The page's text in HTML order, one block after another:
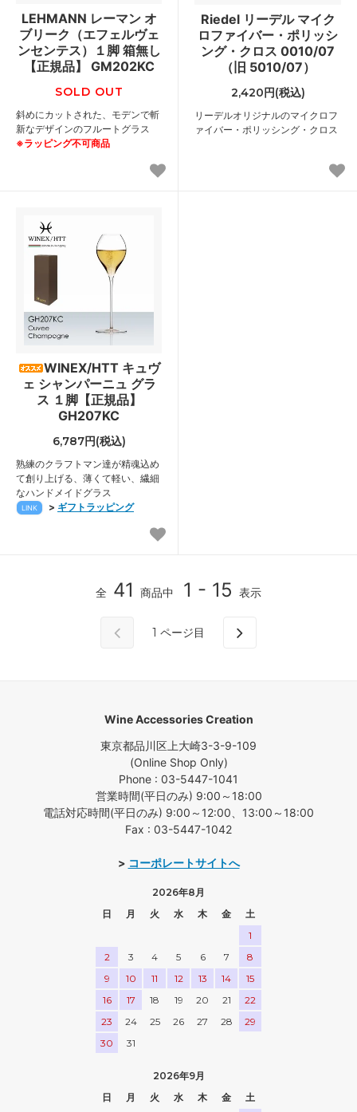
LEHMANN レーマン オ
ブリーク（エフェルヴェ
ンセンテス）１脚 箱無し
【正規品】 GM202KC
SOLD OUT
斜めにカットされた、モデンで斬
新なデザインのフルートグラス
※ラッピング不可商品
Riedel リーデル マイク
ロファイバー・ポリッシ
ング・クロス 0010/07
（旧 5010/07）
2,420円(税込)
リーデルオリジナルのマイクロフ
ァイバー・ポリッシング・クロス
WINEX/HTT キュヴ
ェ シャンパーニュ グラ
ス １脚【正規品】
GH207KC
6,787円(税込)
熟練のクラフトマン達が精魂込め
て創り上げる、薄くて軽い、繊細
なハンドメイドグラス
LINK > ギフトラッピング
全 41 商品中 1 - 15 表示
1 ページ目
Wine Accessories Creation
東京都品川区上大崎3-3-9-109
(Online Shop Only)
Phone : 03-5447-1041
営業時間(平日のみ) 9:00～18:00
電話対応時間(平日のみ) 9:00～12:00、13:00～18:00
Fax : 03-5447-1042
> コーポレートサイトへ
2026年8月
日
月 火 水 木 金
土
1
2
3 4 5 6 7
8
9
10 11 12 13 14
15
16
17 18 19 20 21
22
23
24 25 26 27 28
29
30
31
2026年9月
日
月 火 水 木 金
土